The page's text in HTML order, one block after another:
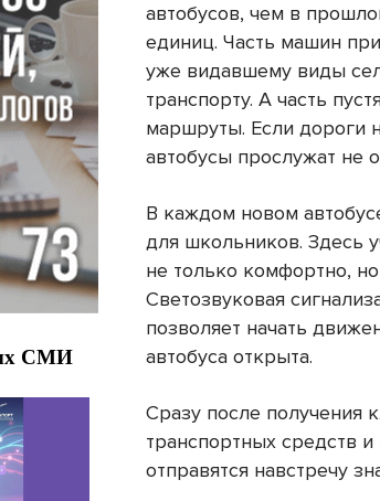
автобусов, чем в
единиц. Часть машин
уже видавшему виды
транспорту. А часть
маршруты. Если дороги
автобусы прослужат не
В каждом новом
для школьников. Здесь
не только комфортно,
Светозвуковая
позволяет начать
автобуса открыта.
Сразу после получения
транспортных средств
отправятся навстречу